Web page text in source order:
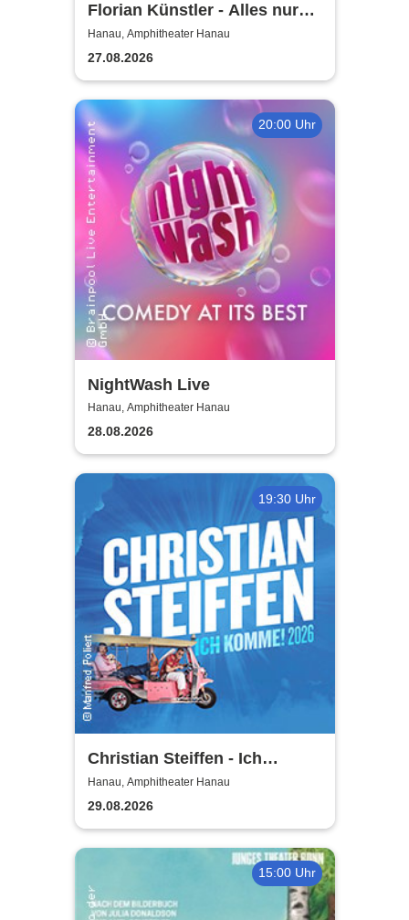
Florian Künstler - Alles nur
geliehen - Tour 2026/2027
Hanau, Amphitheater Hanau
27.08.2026
20:00 Uhr
NightWash Live
Hanau, Amphitheater Hanau
28.08.2026
19:30 Uhr
Christian Steiffen - Ich
komme! 2026
Hanau, Amphitheater Hanau
29.08.2026
15:00 Uhr